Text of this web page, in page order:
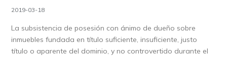
2019-03-18
La subsistencia de posesión con ánimo de dueño sobre
inmuebles fundada en título suficiente, insuficiente, justo
título o aparente del dominio, y no controvertido durante el